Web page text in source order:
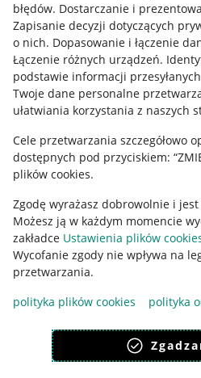
błędów. Dostarczanie i
Zapisanie decyzji dotyczących
o nich. Dopasowanie i łączenie
Łączenie różnych urządzeń.
podstawie informacji
Twoje dane personalne
ułatwiania korzystania z naszych
Cele przetwarzania szczegółowo
dostępnych pod przyciskiem:
plików cookies.
Zgodę wyrażasz dobrowolnie i
Możesz ją w każdym momencie
zakładce Ustawienia plików
Wycofanie zgody nie wpływa na
przetwarzania.
polityka plików cookies
polityka
Informacje prawne
Regulamin
Polityka plików "cookies"
Ustawienia plików "cookies"
Udostępnianie lokalizacji
Informacje dla Aktu o Usługach
Pobierz aplikację